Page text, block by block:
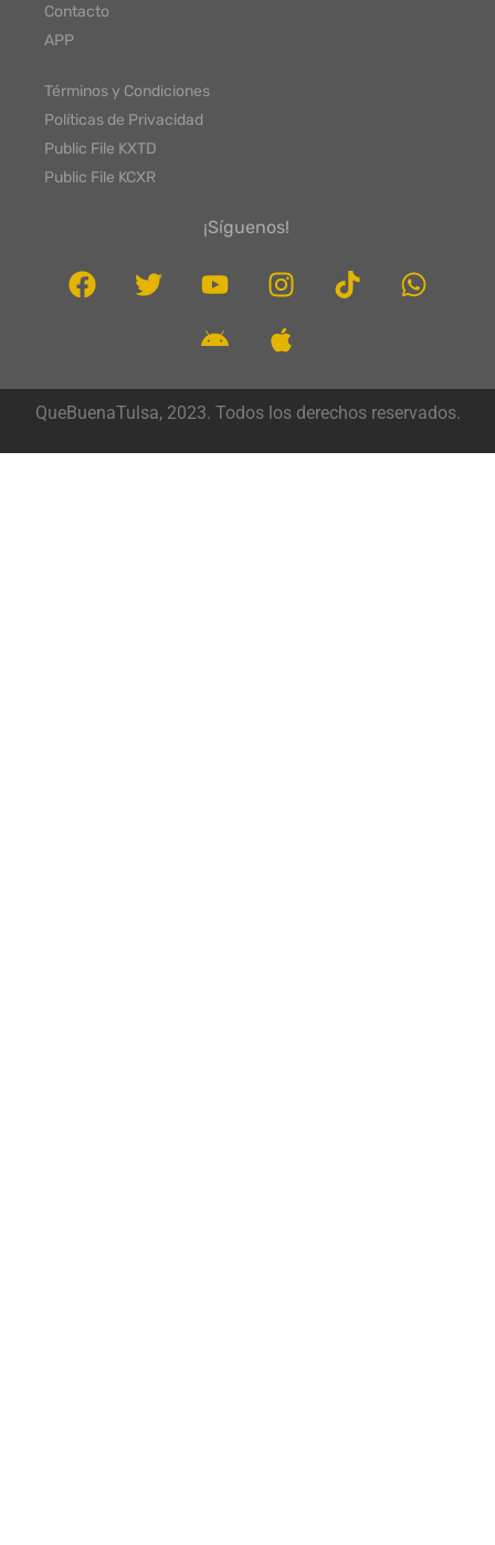
Contacto
APP
Términos y Condiciones
Políticas de Privacidad
Public File KXTD
Public File KCXR
¡Síguenos!
QueBuenaTulsa, 2023. Todos los derechos reservados.